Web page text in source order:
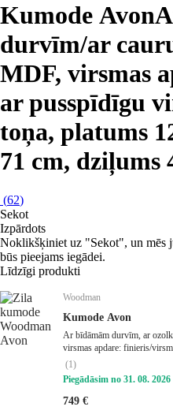
Kumode Avon
durvīm/ar
MDF, virsmas
ar pusspīdīgu
toņa, platums
71 cm, dziļums
(62)
Sekot
Izpārdots
Noklikšķiniet uz "Sekot", un mēs
būs pieejams iegādei.
Līdzīgi produkti
Woodman
Kumode Avon
Ar bīdāmām durvīm, ar
virsmas apdare: finieris/
dabīga toņa, platums 128
(1)
Piegādāsim no 31. 08. 2026
749 €